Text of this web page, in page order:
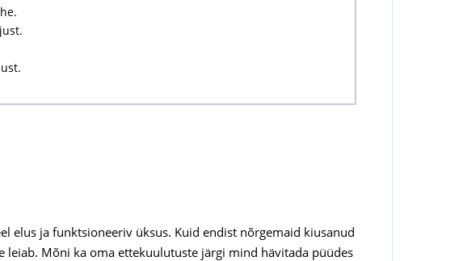
elus ja funktsioneeriv üksus. Kuid endist nõrgemaid kiusanud
leiab. Mõni ka oma ettekuulutuste järgi mind hävitada püüdes